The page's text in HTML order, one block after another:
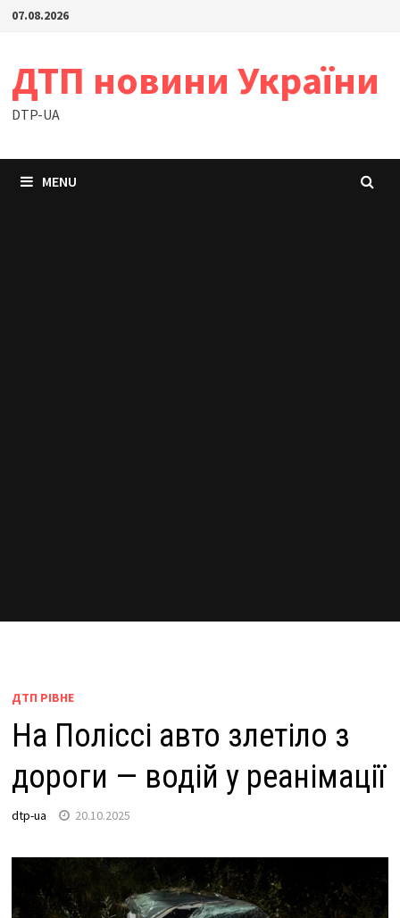
Skip07.08.2026
ДТП новини України
DTP-UA
MENU
ДТП РІВНЕ
На Поліссі авто злетіло з
дороги — водій у реанімації
dtp-ua 20.10.2025